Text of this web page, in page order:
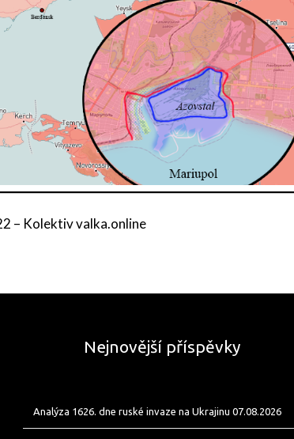
– Kolektiv valka.online
Nejnovější příspěvky
Analýza 1626. dne ruské invaze na Ukrajinu 07.08.2026